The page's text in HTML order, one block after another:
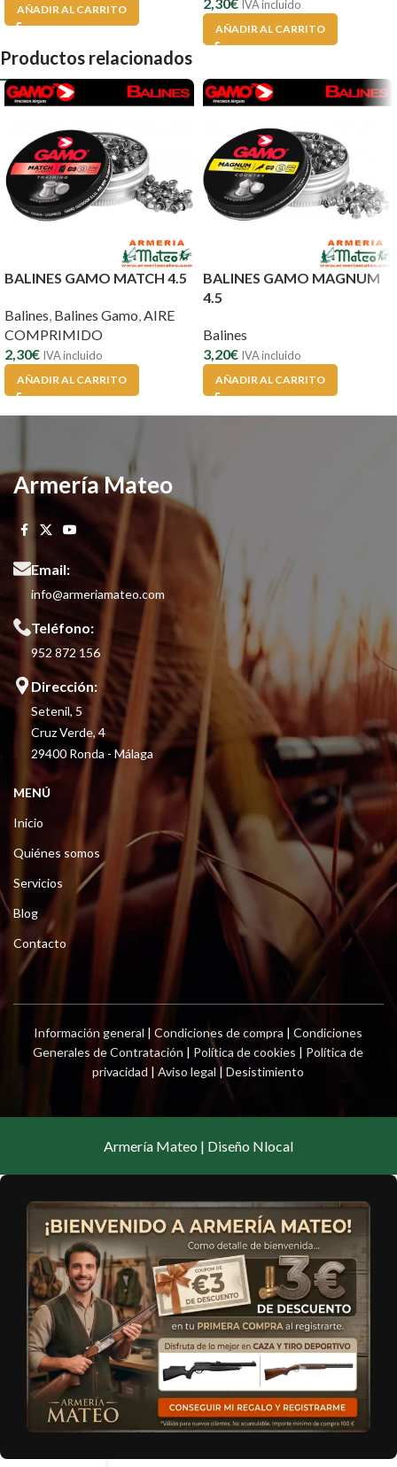
AÑADIR AL CARRITO IVA incluido
AÑADIR AL CARRITO
Productos relacionados
BALINES GAMO MATCH 4.5
Balines, Balines Gamo,AIRE
COMPRIMIDO
2,30€ IVA incluido
AÑADIR AL CARRITO
BALINES GAMO MAGNUM
4.5
Balines
3,20€ IVA incluido
AÑADIR AL CARRITO
Armería Mateo
Email:
info@armeriamateo.com
Teléfono:
952 872 156
Dirección:
Setenil, 5
Cruz Verde, 4
29400 Ronda - Málaga
MENÚ
Inicio
Quiénes somos
Servicios
Blog
Contacto
Información general |Condiciones de compra |Condiciones
Generales de Contratación | Política de cookies | Política de
privacidad |Aviso legal |Desistimiento
Armería Mateo | Diseño Nlocal